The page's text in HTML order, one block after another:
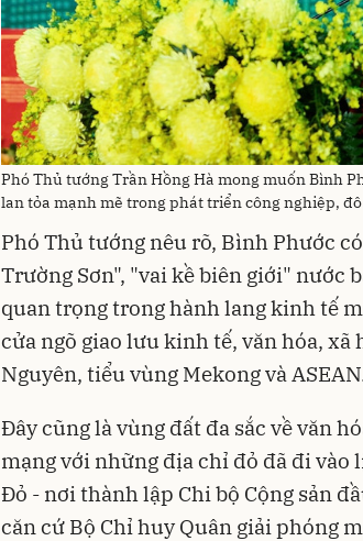
Phó Thủ tướng Trần Hồng Hà mong muốn Bình
lan tỏa mạnh mẽ trong phát triển công nghiệp,
Phó Thủ tướng nêu rõ, Bình Phước
Trường Sơn", "vai kề biên giới" nước
quan trọng trong hành lang kinh tế
cửa ngõ giao lưu kinh tế, văn hóa, xã
Nguyên, tiểu vùng Mekong và
Đây cũng là vùng đất đa sắc về văn
mạng với những địa chỉ đỏ đã đi vào
Đỏ - nơi thành lập Chi bộ Cộng sản
căn cứ Bộ Chỉ huy Quân giải phóng